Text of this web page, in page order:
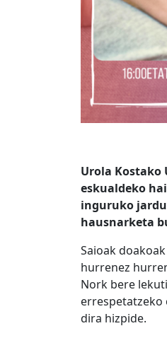
Urola Kostako
eskualdeko
inguruko
hausnarketa
Saioak
hurrenez
Nork bere
errespetatzeko
dira hizpide.